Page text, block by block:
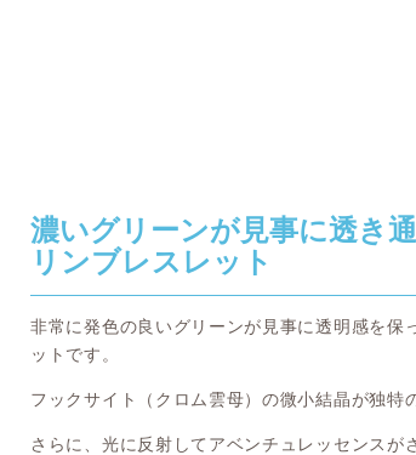
濃いグリーンが見事に透き
リンブレスレット
非常に発色の良いグリーンが見事に透明感を保
ットです。
フックサイト（クロム雲母）の微小結晶が独特
さらに、光に反射してアベンチュレッセンスが